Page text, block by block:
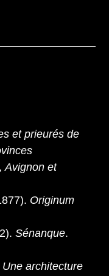
et prieurés de
Avignon et
Originum
Sénanque.
Une architecture